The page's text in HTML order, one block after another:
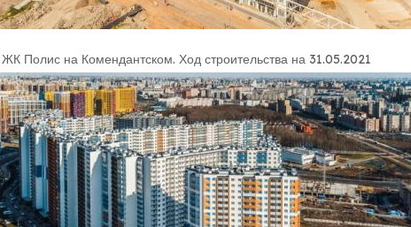
ЖК Полис на Комендантском. Ход строительства на 31.05.2021